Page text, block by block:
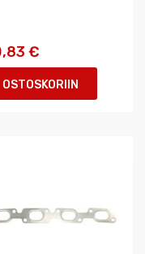
€
OSTOSKORIIN